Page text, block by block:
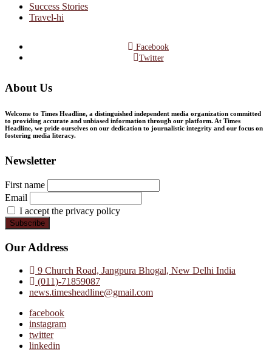
Success Stories
Travel-hi
Facebook
Twitter
About Us
Welcome to Times Headline, a distinguished independent media organization committed
to providing accurate and unbiased information through our platform. At Times
Headline, we pride ourselves on our dedication to journalistic integrity and our focus on
fostering media literacy.
Newsletter
First name
Email
I accept the privacy policy
Our Address
9 Church Road, Jangpura Bhogal, New Delhi India
(011)-71859087
news.timesheadline@gmail.com
facebook
instagram
twitter
linkedin